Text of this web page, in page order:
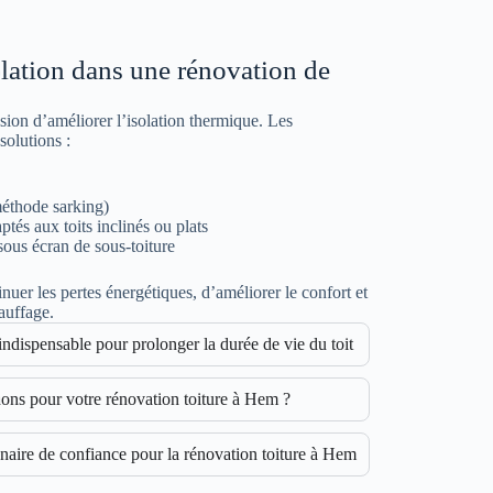
dans une rénovation de
d’améliorer l’isolation thermique. Les
:
sarking)
aux toits inclinés ou plats
écran de sous-toiture
les pertes énergétiques, d’améliorer le confort et
pour prolonger la durée de vie du toit
pour votre rénovation toiture à Hem ?
de confiance pour la rénovation toiture à Hem